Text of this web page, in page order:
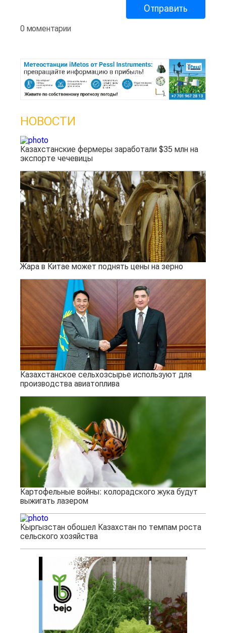
0 моментарии
НОВОСТИ
Казахстанские фермеры заработали $35 млн на
экспорте чечевицы
Жара в Китае может поднять цены на зерно
Казахстанское сельхозсырье используют для
производства авиатоплива
Картофельные войны: колорадского жука будут
выжигать лазером
Кыргызстан обошел Казахстан по темпам роста
сельского хозяйства